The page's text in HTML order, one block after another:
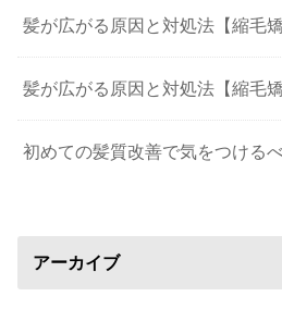
髪が広がる原因と対処法【縮毛
髪が広がる原因と対処法【縮毛
初めての髪質改善で気をつける
アーカイブ